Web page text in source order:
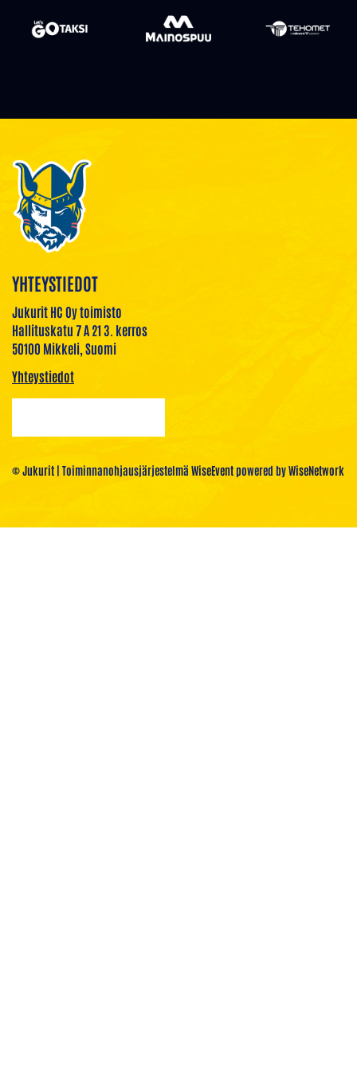
YHTEYSTIEDOT
Jukurit HC Oy toimisto
Hallituskatu 7 A 21 3. kerros
50100 Mikkeli, Suomi
Yhteystiedot
© Jukurit | Toiminnanohjausjärjestelmä WiseEventpowered byWiseNetwork